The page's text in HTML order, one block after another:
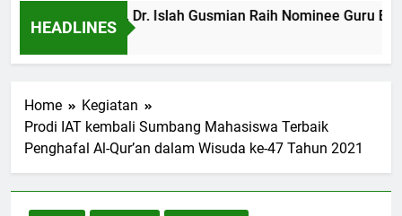
HEADLINES
Profil IAT: Prof. Dr. Islah Gusmian Raih Nominee Guru
8 Months Ago
Home
Kegiatan
Prodi IAT kembali Sumbang Mahasiswa Terbaik
Penghafal Al-Qur’an dalam Wisuda ke-47 Tahun 2021